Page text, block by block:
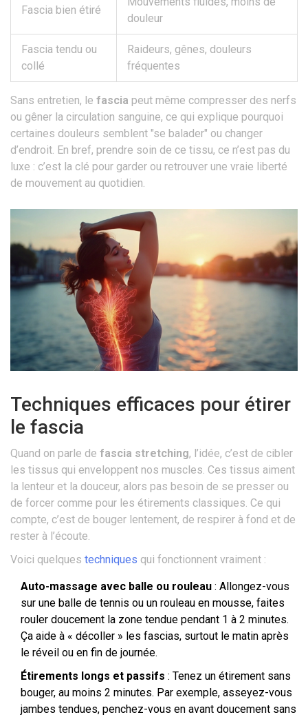
Fascia bien étiré
douleur
Fascia tendu ou
collé
Raideurs, gênes, douleurs
fréquentes
Sans entretien, le fascia peut même compresser des nerfs
ou gêner la circulation sanguine, ce qui explique pourquoi
certaines douleurs semblent "se balader" ou changer
d’endroit. En bref, prendre soin de ce tissu, ce n’est pas du
luxe : c’est la clé pour garder ou retrouver une vraie liberté
de mouvement au quotidien.
Techniques efficaces pour étirer
le fascia
Quand on parle de fascia stretching, l’idée, c’est de cibler
les tissus qui enveloppent nos muscles. Ces tissus aiment
la lenteur et la douceur, alors pas besoin de se presser ou
de forcer comme pour les étirements classiques. Ce qui
compte, c’est de bouger lentement, de respirer à fond et de
rester à l’écoute.
Voici quelques techniques qui fonctionnent vraiment :
Auto-massage avec balle ou rouleau : Allongez-vous
sur une balle de tennis ou un rouleau en mousse, faites
rouler doucement la zone tendue pendant 1 à 2 minutes.
Ça aide à « décoller » les fascias, surtout le matin après
le réveil ou en fin de journée.
Étirements longs et passifs : Tenez un étirement sans
bouger, au moins 2 minutes. Par exemple, asseyez-vous
jambes tendues, penchez-vous en avant doucement sans